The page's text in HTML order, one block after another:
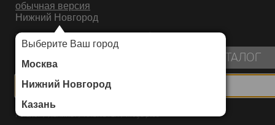
обычная версия
Нижний Новгород
Выберите Ваш город
Москва
Нижний Новгород
Казань
ИНТЕРНЕТ-МАГАЗИН НАПОЛЬНЫХ ПОКРЫТИЙ
КАТАЛОГ
Каталог/Ламинат/KRONOTEX/Mega plus